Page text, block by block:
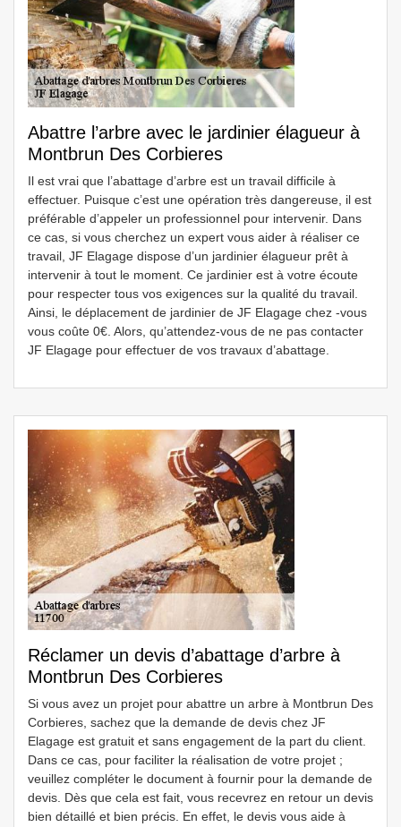
Abattre l’arbre avec le jardinier élagueur à
Montbrun Des Corbieres
Il est vrai que l’abattage d’arbre est un travail difficile à
effectuer. Puisque c’est une opération très dangereuse, il est
préférable d’appeler un professionnel pour intervenir. Dans
ce cas, si vous cherchez un expert vous aider à réaliser ce
travail, JF Elagage dispose d’un jardinier élagueur prêt à
intervenir à tout le moment. Ce jardinier est à votre écoute
pour respecter tous vos exigences sur la qualité du travail.
Ainsi, le déplacement de jardinier de JF Elagage chez -vous
vous coûte 0€. Alors, qu’attendez-vous de ne pas contacter
JF Elagage pour effectuer de vos travaux d’abattage.
Réclamer un devis d’abattage d’arbre à
Montbrun Des Corbieres
Si vous avez un projet pour abattre un arbre à Montbrun Des
Corbieres, sachez que la demande de devis chez JF
Elagage est gratuit et sans engagement de la part du client.
Dans ce cas, pour faciliter la réalisation de votre projet ;
veuillez compléter le document à fournir pour la demande de
devis. Dès que cela est fait, vous recevrez en retour un devis
bien détaillé et bien précis. En effet, le devis vous aide à